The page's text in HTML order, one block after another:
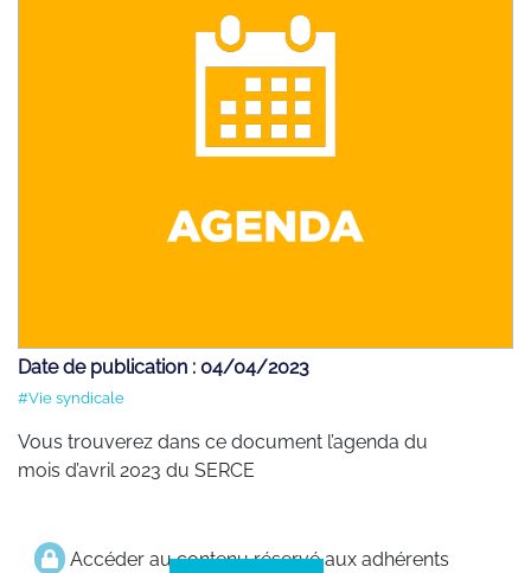
Date de publication : 04/04/2023
#Vie syndicale
Vous trouverez dans ce document l’agenda du
mois d’avril 2023 du SERCE
Accéder au contenu réservé aux adhérents